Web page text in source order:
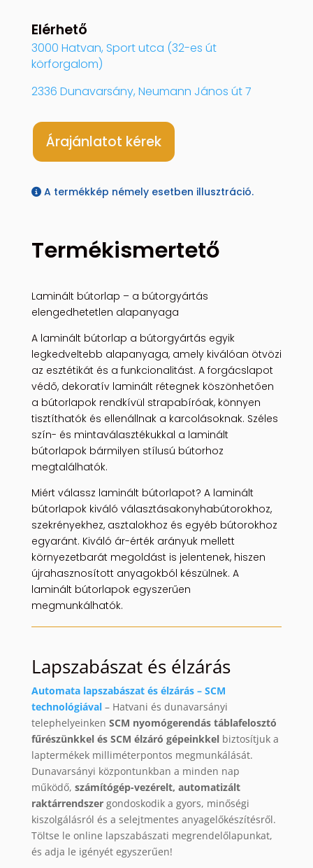
Elérhető
3000 Hatvan, Sport utca (32-es út
körforgalom)
2336 Dunavarsány, Neumann János út 7
Árajánlatot kérek
A termékkép némely esetben illusztráció.
Termékismertető
Laminált bútorlap – a bútorgyártás
elengedhetetlen alapanyaga
A laminált bútorlap a bútorgyártás egyik
legkedveltebb alapanyaga, amely kiválóan ötvözi
az esztétikát és a funkcionalitást. A forgácslapot
védő, dekoratív laminált rétegnek köszönhetően
a bútorlapok rendkívül strapabíróak, könnyen
tisztíthatók és ellenállnak a karcolásoknak. Széles
szín- és mintaválasztékukkal a laminált
bútorlapok bármilyen stílusú bútorhoz
megtalálhatók.
Miért válassz laminált bútorlapot? A laminált
bútorlapok kiváló választásakonyhabútorokhoz,
szekrényekhez, asztalokhoz és egyéb bútorokhoz
egyaránt. Kiváló ár-érték arányuk mellett
környezetbarát megoldást is jelentenek, hiszen
újrahasznosított anyagokból készülnek. A
laminált bútorlapok egyszerűen
megmunkálhatók.
Lapszabászat és élzárás
Automata lapszabászat és élzárás – SCM
technológiával– Hatvani és dunavarsányi
telephelyeinken SCM nyomógerendás táblafelosztó
fűrészünkkel és SCM élzáró gépeinkkel biztosítjuk a
laptermékek milliméterpontos megmunkálását.
Dunavarsányi központunkban a minden nap
működő, számítógép-vezérelt, automatizált
raktárrendszer gondoskodik a gyors, minőségi
kiszolgálásról és a selejtmentes anyagelőkészítésről.
Töltse le online lapszabászati megrendelőlapunkat,
és adja le igényét egyszerűen!